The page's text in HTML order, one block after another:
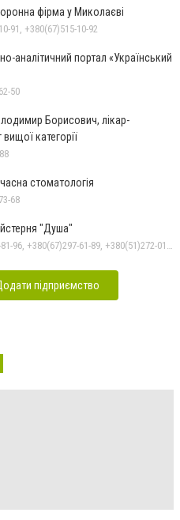
фірма у Миколаєві
91, +380(67)515-10-92
аналітичний портал «Український
50
Борисович, лікар-
вищої категорії
стоматологія
68
"Душа"
підприємство